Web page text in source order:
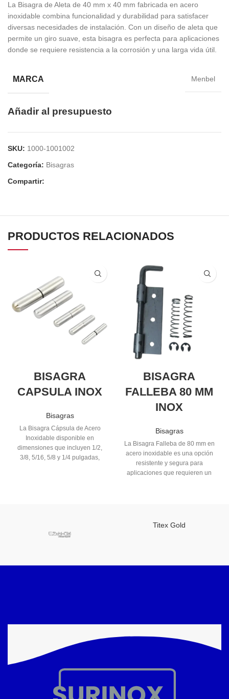
La Bisagra de Aleta de 40 mm x 40 mm fabricada en acero
inoxidable combina funcionalidad y durabilidad para satisfacer
diversas necesidades de instalación. Con un diseño de aleta que
permite un giro suave, esta bisagra es perfecta para aplicaciones
donde se requiere resistencia a la corrosión y una larga vida útil.
MARCA Menbel
Añadir al presupuesto
SKU: 1000-1001002
Categoría: Bisagras
Compartir:
PRODUCTOS RELACIONADOS
BISAGRA
CAPSULA INOX
Bisagras
La Bisagra Cápsula de Acero
Inoxidable disponible en
dimensiones que incluyen 1/2,
3/8, 5/16, 5/8 y 1/4 pulgadas,
diversas aplicaciones.
BISAGRA
FALLEBA 80 MM
INOX
Bisagras
La Bisagra Falleba de 80 mm en
acero inoxidable es una opción
resistente y segura para
aplicaciones que requieren un
Titex Gold